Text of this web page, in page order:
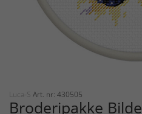
Luca-S Art. nr: 430505
Broderipakke Bilde